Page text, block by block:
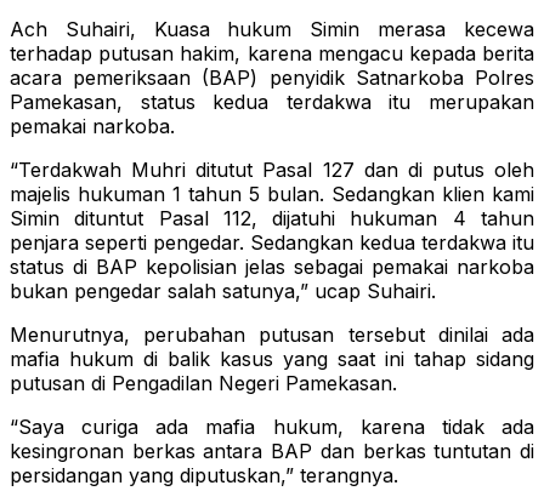
Ach Suhairi, Kuasa hukum Simin merasa kecewa
terhadap putusan hakim, karena mengacu kepada berita
acara pemeriksaan (BAP) penyidik Satnarkoba Polres
Pamekasan, status kedua terdakwa itu merupakan
pemakai narkoba.
“Terdakwah Muhri ditutut Pasal 127 dan di putus oleh
majelis hukuman 1 tahun 5 bulan. Sedangkan klien kami
Simin dituntut Pasal 112, dijatuhi hukuman 4 tahun
penjara seperti pengedar. Sedangkan kedua terdakwa itu
status di BAP kepolisian jelas sebagai pemakai narkoba
bukan pengedar salah satunya,” ucap Suhairi.
Menurutnya, perubahan putusan tersebut dinilai ada
mafia hukum di balik kasus yang saat ini tahap sidang
putusan di Pengadilan Negeri Pamekasan.
“Saya curiga ada mafia hukum, karena tidak ada
kesingronan berkas antara BAP dan berkas tuntutan di
persidangan yang diputuskan,” terangnya.